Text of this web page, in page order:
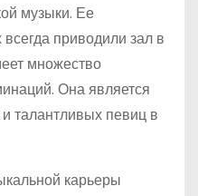
музыки. Ее
приводили зал в
множество
Она является
талантливых певиц в
карьеры